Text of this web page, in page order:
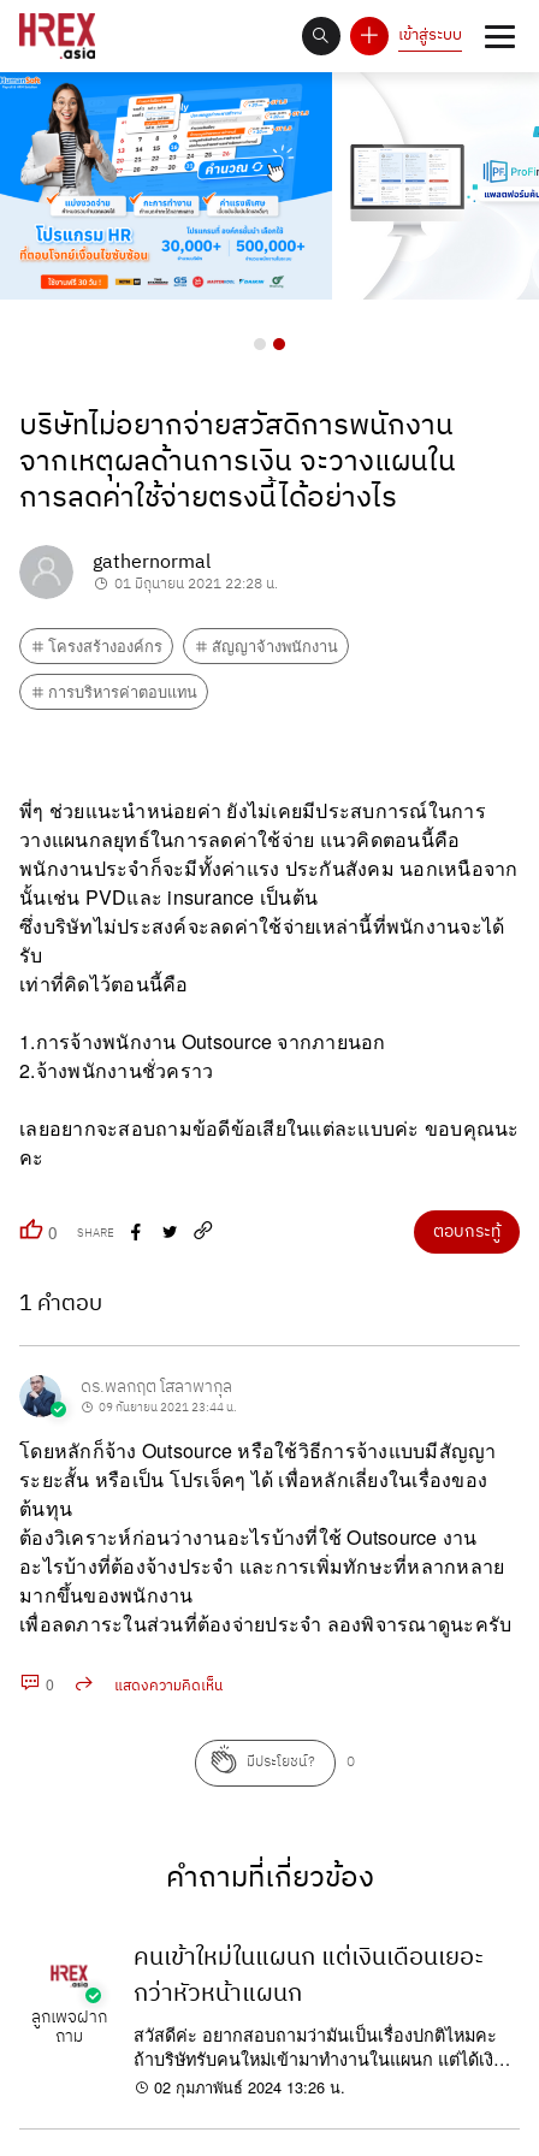
เข้าสู่ระบบ
Answer Rate is 93
บริษัทไม่อยากจ่ายสวัสดิการพนักงาน
จากเหตุผลด้านการเงิน จะวางแผนใน
การลดค่าใช้จ่ายตรงนี้ได้อย่างไร
gathernormal
01 มิถุนายน 2021 22:28 น.
โครงสร้างองค์กร
สัญญาจ้างพนักงาน
การบริหารค่าตอบแทน
พี่ๆ ช่วยแนะนำหน่อยค่า ยังไม่เคยมีประสบการณ์ในการ
วางแผนกลยุทธ์ในการลดค่าใช้จ่าย แนวคิดตอนนี้คือ
พนักงานประจำก็จะมีทั้งค่าแรง ประกันสังคม นอกเหนือจาก
นั้นเช่น PVDและ insurance เป็นต้น
ซึ่งบริษัทไม่ประสงค์จะลดค่าใช้จ่ายเหล่านี้ที่พนักงานจะได้
รับ
เท่าที่คิดไว้ตอนนี้คือ
1.การจ้างพนักงาน Outsource จากภายนอก
2.จ้างพนักงานชั่วคราว
เลยอยากจะสอบถามข้อดีข้อเสียในแต่ละแบบค่ะ ขอบคุณนะ
คะ
0 SHARE ตอบกระทู้
1 คำตอบ
ดร.พลกฤต โสลาพากุล
09 กันยายน 2021 23:44 น.
โดยหลักก็จ้าง Outsource หรือใช้วิธีการจ้างแบบมีสัญญา
ระยะสั้น หรือเป็น โปรเจ็คๆ ได้ เพื่อหลักเลี่ยงในเรื่องของ
ต้นทุน
ต้องวิเคราะห์ก่อนว่างานอะไรบ้างที่ใช้ Outsource งาน
อะไรบ้างที่ต้องจ้างประจำ และการเพิ่มทักษะที่หลากหลาย
มากขึ้นของพนักงาน
เพื่อลดภาระในส่วนที่ต้องจ่ายประจำ ลองพิจารณาดูนะครับ
0 แสดงความคิดเห็น
มีประโยชน์? 0
คำถามที่เกี่ยวข้อง
ลูกเพจฝาก
ถาม
คนเข้าใหม่ในแผนก แต่เงินเดือนเยอะ
กว่าหัวหน้าแผนก
สวัสดีค่ะ อยากสอบถามว่ามันเป็นเรื่องปกติไหมคะ
ถ้าบริษัทรับคนใหม่เข้ามาทำงานในแผนก แต่ได้เงิน
เดือนมากกว่าหัวหน้าแผนกที่ทำงานอยู่ค่ะ
02 กุมภาพันธ์ 2024 13:26 น.